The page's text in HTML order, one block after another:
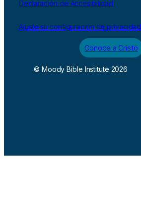
Declaración de Accesibilidad
Ajuste su configuración de privacidad
Conoce a Cristo
© Moody Bible Institute 2026